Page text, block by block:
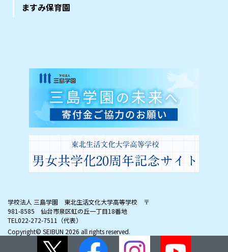
ますみ保育園
学校法人 三島学園 東北生活文化大学高等学校
〒
981-8585 仙台市泉区虹の丘一丁目18番地
TEL022-272-7511（代表）
Copyright© SEIBUN 2026 all rights reserved.